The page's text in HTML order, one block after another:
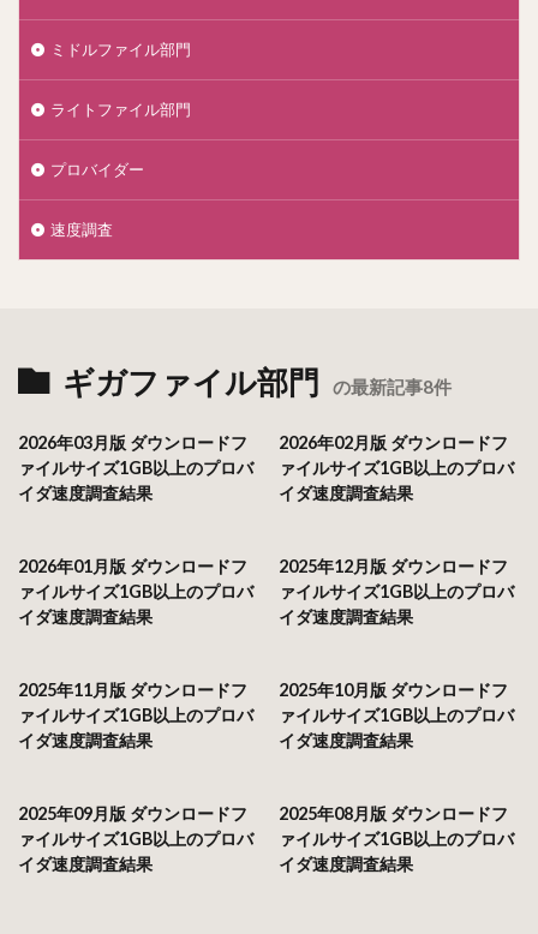
ミドルファイル部門
ライトファイル部門
プロバイダー
速度調査
ギガファイル部門 の最新記事8件
2026年03月版 ダウンロードフ
ァイルサイズ1GB以上のプロバ
イダ速度調査結果
2026年02月版 ダウンロードフ
ァイルサイズ1GB以上のプロバ
イダ速度調査結果
2026年01月版 ダウンロードフ
ァイルサイズ1GB以上のプロバ
イダ速度調査結果
2025年12月版 ダウンロードフ
ァイルサイズ1GB以上のプロバ
イダ速度調査結果
2025年11月版 ダウンロードフ
ァイルサイズ1GB以上のプロバ
イダ速度調査結果
2025年10月版 ダウンロードフ
ァイルサイズ1GB以上のプロバ
イダ速度調査結果
2025年09月版 ダウンロードフ
ァイルサイズ1GB以上のプロバ
イダ速度調査結果
2025年08月版 ダウンロードフ
ァイルサイズ1GB以上のプロバ
イダ速度調査結果